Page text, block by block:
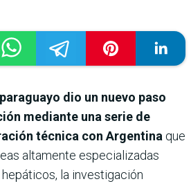
dio un nuevo paso
mediante una serie de
técnica con Argentina que
altamente especializadas
la investigación